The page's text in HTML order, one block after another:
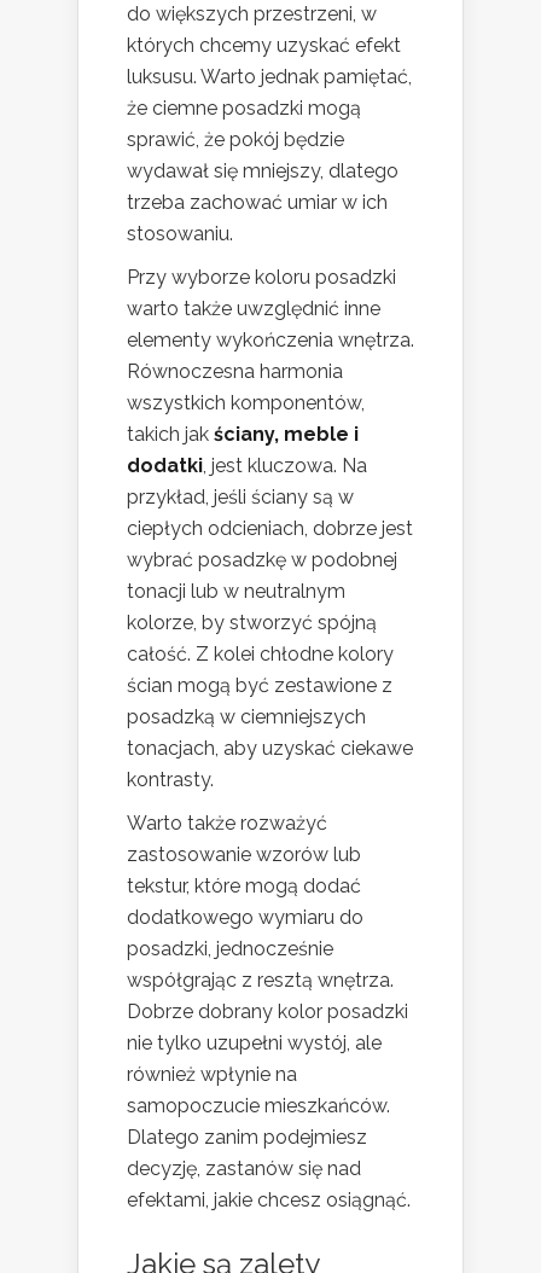
do większych przestrzeni, w
których chcemy uzyskać efekt
luksusu. Warto jednak pamiętać,
że ciemne posadzki mogą
sprawić, że pokój będzie
wydawał się mniejszy, dlatego
trzeba zachować umiar w ich
stosowaniu.
Przy wyborze koloru posadzki
warto także uwzględnić inne
elementy wykończenia wnętrza.
Równoczesna harmonia
wszystkich komponentów,
takich jak ściany, meble i
dodatki, jest kluczowa. Na
przykład, jeśli ściany są w
ciepłych odcieniach, dobrze jest
wybrać posadzkę w podobnej
tonacji lub w neutralnym
kolorze, by stworzyć spójną
całość. Z kolei chłodne kolory
ścian mogą być zestawione z
posadzką w ciemniejszych
tonacjach, aby uzyskać ciekawe
kontrasty.
Warto także rozważyć
zastosowanie wzorów lub
tekstur, które mogą dodać
dodatkowego wymiaru do
posadzki, jednocześnie
współgrając z resztą wnętrza.
Dobrze dobrany kolor posadzki
nie tylko uzupełni wystój, ale
również wpłynie na
samopoczucie mieszkańców.
Dlatego zanim podejmiesz
decyzję, zastanów się nad
efektami, jakie chcesz osiągnąć.
Jakie są zalety